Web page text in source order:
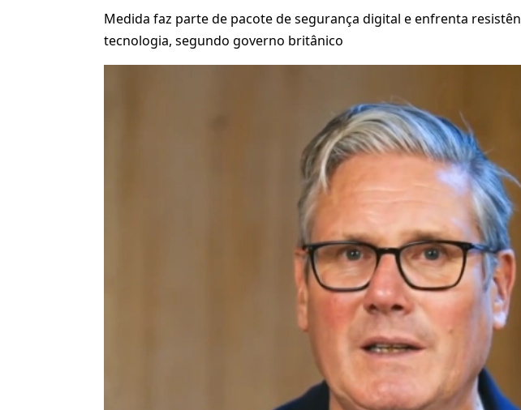
Medida faz parte de pacote de segurança digital e enfrenta
tecnologia, segundo governo britânico